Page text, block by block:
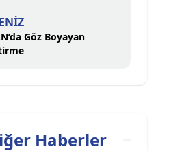
Göz Boyayan
Haberler